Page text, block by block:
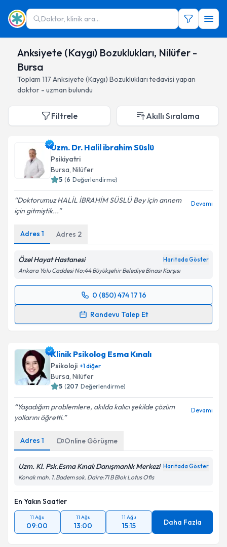
Doktor, klinik ara...
Anksiyete (Kaygı) Bozuklukları, Nilüfer -
Bursa
Toplam 117 Anksiyete (Kaygı) Bozuklukları tedavisi yapan
doktor - uzman bulundu
Filtrele Akıllı Sıralama
Uzm. Dr. Halil ibrahim Süslü
Psikiyatri
Bursa, Nilüfer
5 (6 Değerlendirme)
Doktorumuz HALİL İBRAHİM SÜSLÜ Bey için annem
için gitmiştik...
Devamı
Adres 1 Adres 2
Özel Hayat Hastanesi Haritada Göster
Ankara Yolu Caddesi No:44 Büyükşehir Belediye Binası Karşısı
0 (850) 474 17 16
Randevu Talep Et
Randevu Takvimi Talebi
için bir takvim hazırlandığında e-posta ile
bilgilendireceğiz.
E-posta Adresiniz
Metni'ni okudum ve kişisel verilerimin belirtilen
Klinik Psikolog Esma Kınalı
Psikoloji +1diğer
Bursa, Nilüfer
5 (207 Değerlendirme)
Yaşadığım problemlere, akılda kalıcı şekilde çözüm
yollarını öğretti.
Devamı
Adres 1 Online Görüşme
Uzm. Kl. Psk.Esma Kınalı Danışmanlık Merkezi Haritada Göster
Konak mah. 1. Badem sok. Daire:71 B Blok Lotus Ofis
En Yakın Saatler
11 Ağu
09:00
11 Ağu
13:00
11 Ağu
15:15 Daha Fazla